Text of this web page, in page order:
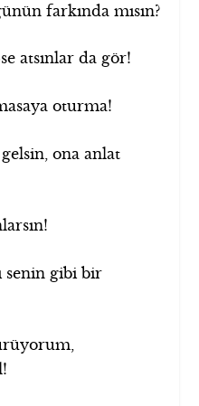
farkında mısın?
atsınlar da gör!
oturma!
ona anlat
senin gibi bir